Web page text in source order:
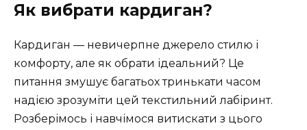
Як вибрати кардиган?
Кардиган — невичерпне джерело стилю і
комфорту, але як обрати ідеальний? Це
питання змушує багатьох тринькати часом
надією зрозуміти цей текстильний лабіринт.
Розберімось і навчімося витискати з цього